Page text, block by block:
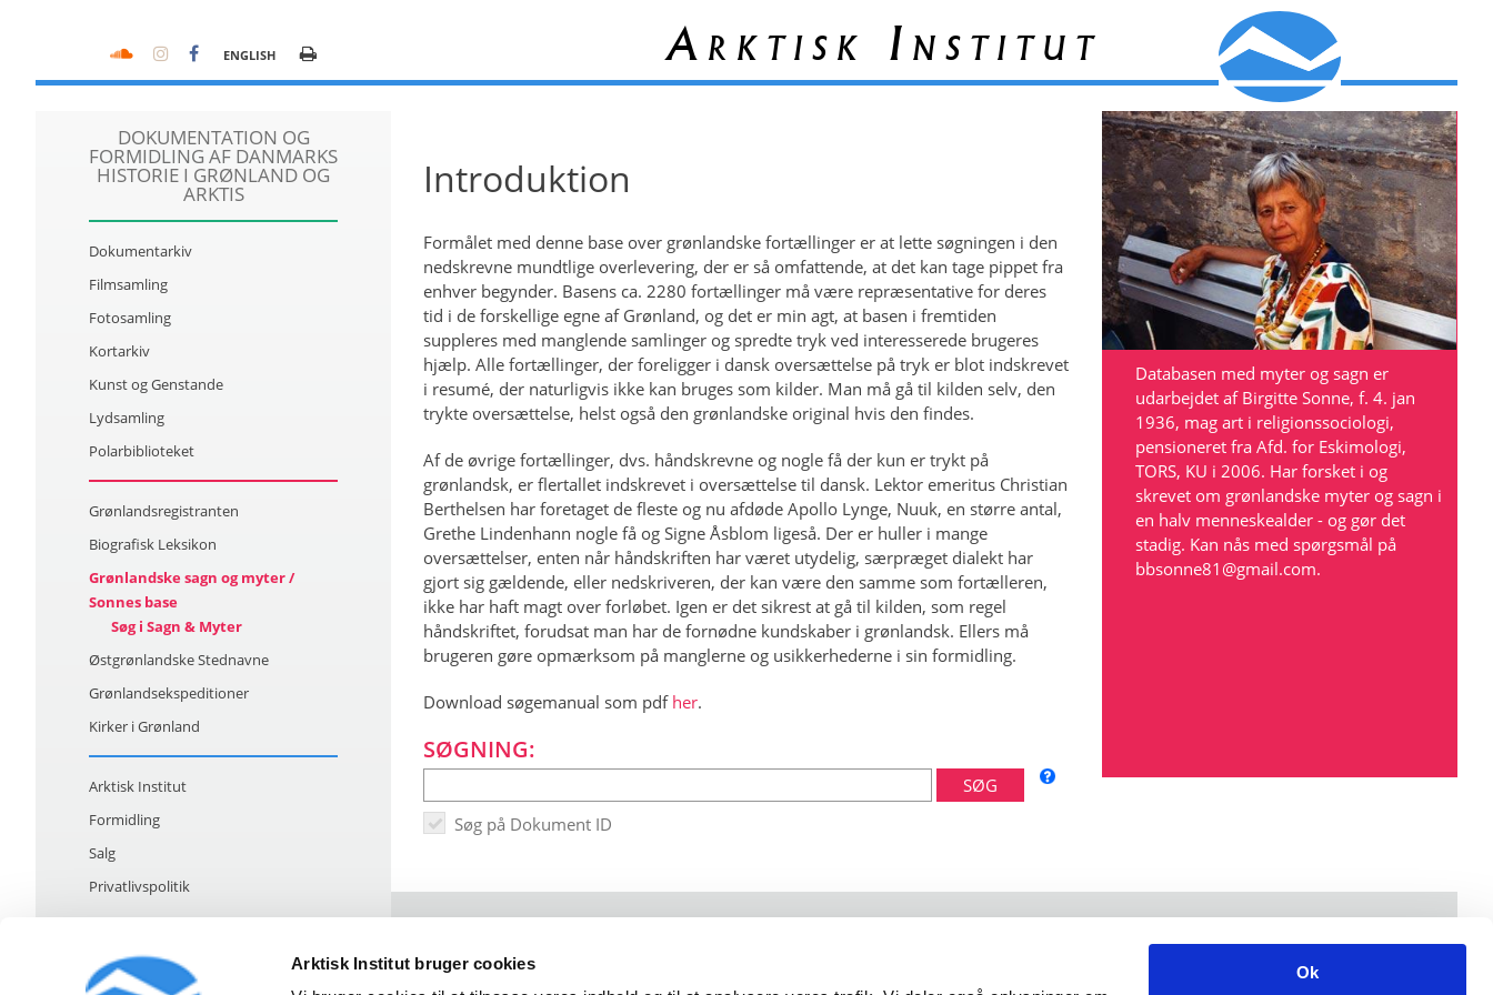
Arktisk Institut bruger cookies
Ok
ENGLISH
DOKUMENTATION OG
FORMIDLING AF DANMARKS
HISTORIE I GRØNLAND OG
ARKTIS
Dokumentarkiv
Filmsamling
Fotosamling
Kortarkiv
Kunst og Genstande
Lydsamling
Polarbiblioteket
Grønlandsregistranten
Biografisk Leksikon
Grønlandske sagn og myter /
Sonnes base
Søg i Sagn & Myter
Østgrønlandske Stednavne
Grønlandsekspeditioner
Kirker i Grønland
Arktisk Institut
Formidling
Salg
Privatlivspolitik
Arktisk Institut
Introduktion
Formålet med denne base over grønlandske fortællinger er at lette søgningen i den
nedskrevne mundtlige overlevering, der er så omfattende, at det kan tage pippet fra
enhver begynder. Basens ca. 2280 fortællinger må være repræsentative for deres
tid i de forskellige egne af Grønland, og det er min agt, at basen i fremtiden
suppleres med manglende samlinger og spredte tryk ved interesserede brugeres
hjælp. Alle fortællinger, der foreligger i dansk oversættelse på tryk er blot indskrevet
i resumé, der naturligvis ikke kan bruges som kilder. Man må gå til kilden selv, den
trykte oversættelse, helst også den grønlandske original hvis den findes.
Af de øvrige fortællinger, dvs. håndskrevne og nogle få der kun er trykt på
grønlandsk, er flertallet indskrevet i oversættelse til dansk. Lektor emeritus Christian
Berthelsen har foretaget de fleste og nu afdøde Apollo Lynge, Nuuk, en større antal,
Grethe Lindenhann nogle få og Signe Åsblom ligeså. Der er huller i mange
oversættelser, enten når håndskriften har været utydelig, særpræget dialekt har
gjort sig gældende, eller nedskriveren, der kan være den samme som fortælleren,
ikke har haft magt over forløbet. Igen er det sikrest at gå til kilden, som regel
håndskriftet, forudsat man har de fornødne kundskaber i grønlandsk. Ellers må
brugeren gøre opmærksom på manglerne og usikkerhederne i sin formidling.
Download søgemanual som pdf her.
SØGNING:
Søg på Dokument ID
Databasen med myter og sagn er
udarbejdet af Birgitte Sonne, f. 4. jan
1936, mag art i religionssociologi,
pensioneret fra Afd. for Eskimologi,
TORS, KU i 2006. Har forsket i og
skrevet om grønlandske myter og sagn i
en halv menneskealder - og gør det
stadig. Kan nås med spørgsmål på
bbsonne81@gmail.com.
Strandgade 102